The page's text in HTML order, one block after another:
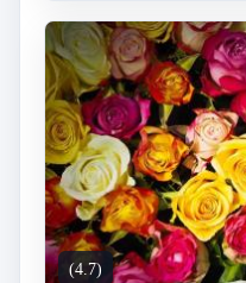
(4.7)